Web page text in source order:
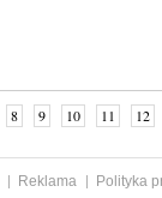
8 9 10 11 12
Reklama
Polityka